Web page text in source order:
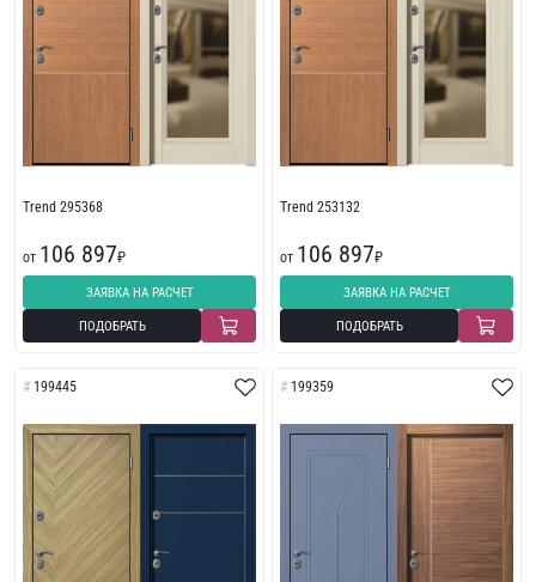
Trend 295368
от 106 897₽
ЗАЯВКА НА РАСЧЕТ
ПОДОБРАТЬ
Trend 253132
от 106 897₽
ЗАЯВКА НА РАСЧЕТ
ПОДОБРАТЬ
199445 199359